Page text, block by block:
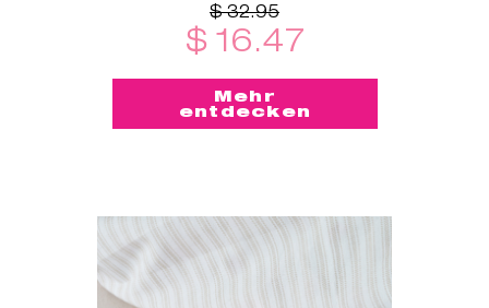
$ 32.95
$ 16.47
Mehr
entdecken